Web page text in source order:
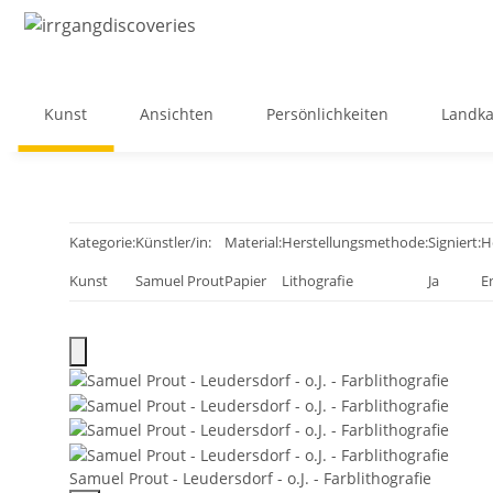
Kunst Ansichten Persönlichkeiten
Kategorie:
Kunst
Künstler/in:
Samuel Prout
Material:
Papier
Herstellungsmethode:
Lithografie
Signiert:
Ja
Samuel Prout - Leudersdorf - o.J. - Farblithografie